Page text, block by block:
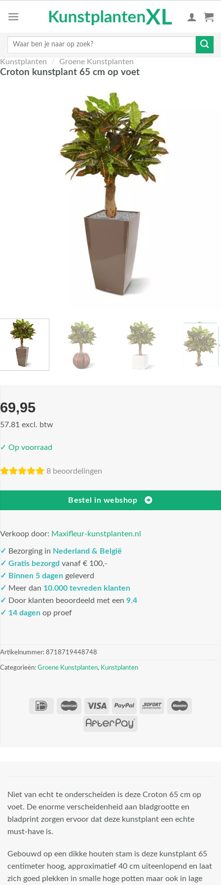
Zoeken
Kunstplanten / Groene Kunstplanten
Croton kunstplant 65 cm op voet
69,95
57.81 excl. btw
✓ Op voorraad
8 beoordelingen
Bestel in webshop
Verkoop door: Maxifleur-kunstplanten.nl
✓ Bezorging in Nederland & België
✓ Gratis bezorgd vanaf € 100,-
✓ Binnen 5 dagen geleverd
✓ Meer dan 10.000 tevreden klanten
✓ Door klanten beoordeeld met een 9.4
✓ 14 dagen op proef
Artikelnummer: 8718719448748
Categorieën: Groene Kunstplanten, Kunstplanten
Niet van echt te onderscheiden is deze Croton 65 cm op
voet. De enorme verscheidenheid aan bladgrootte en
bladprint zorgen ervoor dat deze kunstplant een echte
must-have is.
Gebouwd op een dikke houten stam is deze kunstplant 65
centimeter hoog, approximatief 40 cm uiteenlopend en laat
zich goed plekken in smalle hoge potten maar ook in lage